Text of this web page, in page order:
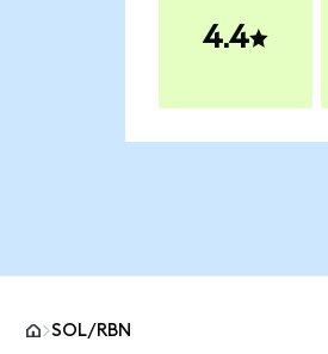
4.4
SOL/RBN